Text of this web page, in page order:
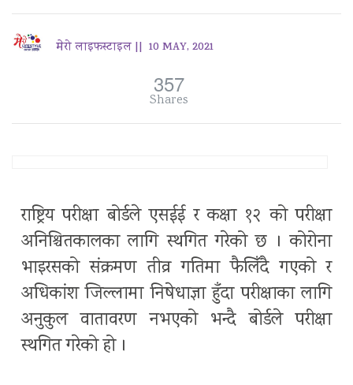
मेरो लाइफस्टाइल || 10 MAY, 2021
357
Shares
राष्ट्रिय परीक्षा बोर्डले एसईई र कक्षा १२ को परीक्षा
अनिश्चितकालका लागि स्थगित गरेको छ । कोरोना
भाइरसको संक्रमण तीव्र गतिमा फैलिँदै गएको र
अधिकांश जिल्लामा निषेधाज्ञा हुँदा परीक्षाका लागि
अनुकुल वातावरण नभएको भन्दै बोर्डले परीक्षा
स्थगित गरेको हो ।